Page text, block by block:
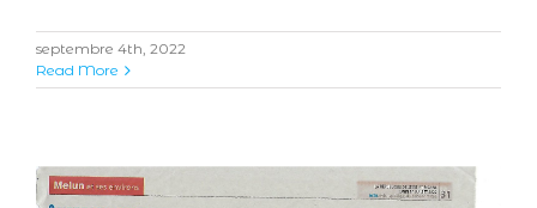
septembre 4th, 2022
Read More